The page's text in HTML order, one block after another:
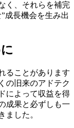
く、それらを補完
成長機会を生み出
ることがあります
の旧来のアドテク
によって収益を得
成果と必ずしも一
ました。